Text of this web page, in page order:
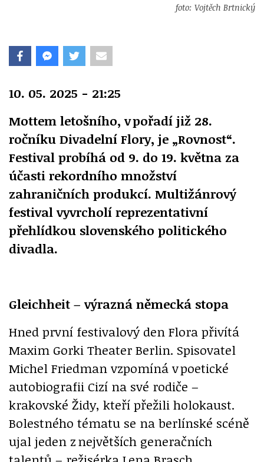
foto: Vojtěch Brtnický
10. 05. 2025 - 21:25
Mottem letošního, v pořadí již 28.
ročníku Divadelní Flory, je „Rovnost“.
Festival probíhá od 9. do 19. května za
účasti rekordního množství
zahraničních produkcí. Multižánrový
festival vyvrcholí reprezentativní
přehlídkou slovenského politického
divadla.
Gleichheit – výrazná německá stopa
Hned první festivalový den Flora přivítá
Maxim Gorki Theater Berlin. Spisovatel
Michel Friedman vzpomíná v poetické
autobiografii Cizí na své rodiče –
krakovské Židy, kteří přežili holokaust.
Bolestného tématu se na berlínské scéně
ujal jeden z největších generačních